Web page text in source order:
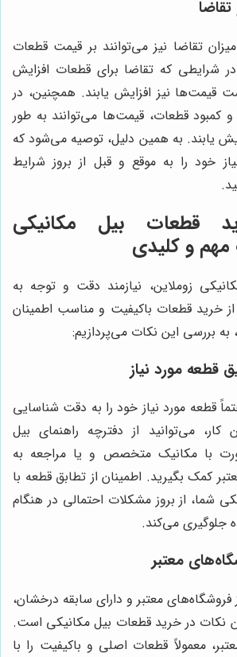
تقاضا
تقاضا نیز می‌توانند بر قیمت قطعات
در شرایطی که تقاضا برای قطعات افزایش
قیمت‌ها نیز افزایش یابند. همچنین، در
کمبود قطعات، قیمت‌ها می‌توانند به طور
یابند. به همین دلیل، توصیه می‌شود که
خود را به موقع و قبل از بروز شرایط
قطعات بیل مکانیکی
مهم و کلیدی
زوملاین، نیازمند دقت و توجه به
خرید قطعات باکیفیت و مناسب اطمینان
بررسی این نکات می‌پردازیم:
قطعه مورد نیاز
قطعه مورد نیاز خود را به دقت شناسایی
کار، می‌توانید از دفترچه راهنمای بیل
با مکانیک متخصص و یا مراجعه به
کمک بگیرید. اطمینان از تطابق قطعه با
شما، از بروز مشکلات احتمالی در هنگام
جلوگیری می‌کند.
معتبر
معتبر و دارای سابقه درخشان،
نکات در خرید قطعات بیل مکانیکی است.
معمولاً قطعات اصلی و باکیفیت را با